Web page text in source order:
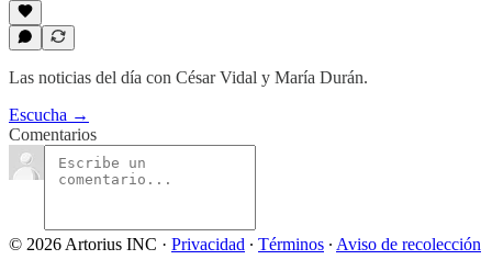
Las noticias del día con César Vidal y María Durán.
Escucha →
Comentarios
© 2026 Artorius INC · Privacidad ∙ Términos ∙ Aviso de recolección